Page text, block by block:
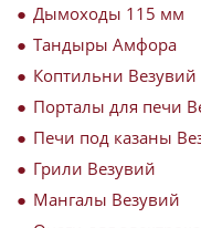
Дымоходы 115 мм
Тандыры Амфора
Коптильни Везувий
Порталы для печи
Печи под казаны
Грили Везувий
Мангалы Везувий